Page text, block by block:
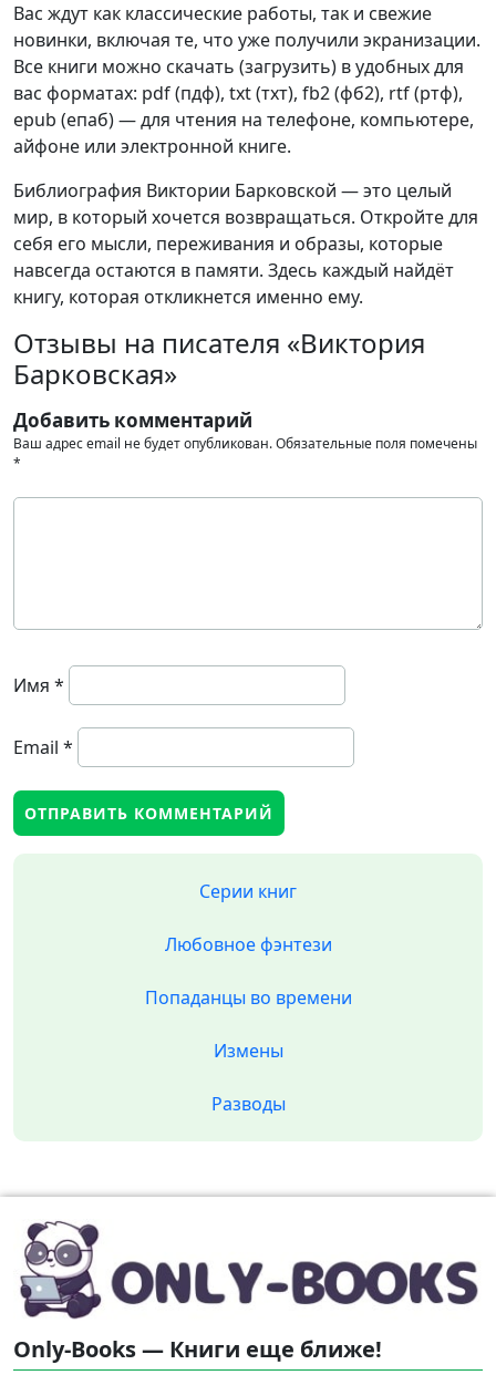
Вас ждут как классические работы, так и свежие
новинки, включая те, что уже получили экранизации.
Все книги можно скачать (загрузить) в удобных для
вас форматах: pdf (пдф), txt (тхт), fb2 (фб2), rtf (ртф),
epub (епаб) — для чтения на телефоне, компьютере,
айфоне или электронной книге.
Библиография Виктории Барковской — это целый
мир, в который хочется возвращаться. Откройте для
себя его мысли, переживания и образы, которые
навсегда остаются в памяти. Здесь каждый найдёт
книгу, которая откликнется именно ему.
Отзывы на писателя «Виктория
Барковская»
Добавить комментарий
Ваш адрес email не будет опубликован.Обязательные поля помечены
*
Имя *
Email *
Серии книг
Любовное фэнтези
Попаданцы во времени
Измены
Разводы
Only-Books — Книги еще ближе!